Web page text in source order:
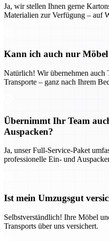
Ja, wir stellen Ihnen gerne
Materialien zur Verfügung – auf
Kann ich auch nur Möbel
Natürlich! Wir übernehmen auch
Transporte – ganz nach Ihrem
Übernimmt Ihr Team
Auspacken?
Ja, unser Full-Service-Paket
professionelle Ein- und
Ist mein Umzugsgut
Selbstverständlich! Ihre Möbel
Transports über uns versichert.